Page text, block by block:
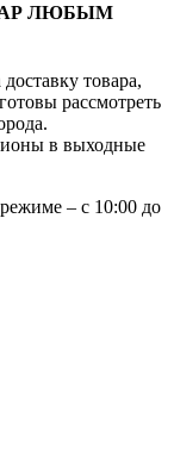
ЛЮБЫМ
товара,
рассмотреть
в выходные
– с 10:00 до